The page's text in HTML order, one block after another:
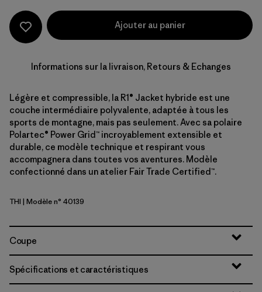
Ajouter au panier
Informations sur la livraison, Retours & Echanges
Légère et compressible, la R1® Jacket hybride est une
couche intermédiaire polyvalente, adaptée à tous les
sports de montagne, mais pas seulement. Avec sa polaire
Polartec® Power Grid™ incroyablement extensible et
durable, ce modèle technique et respirant vous
accompagnera dans toutes vos aventures. Modèle
confectionné dans un atelier Fair Trade Certified™.
Thin Ice
THI | Modèle n° 40139
Coupe
Spécifications et caractéristiques